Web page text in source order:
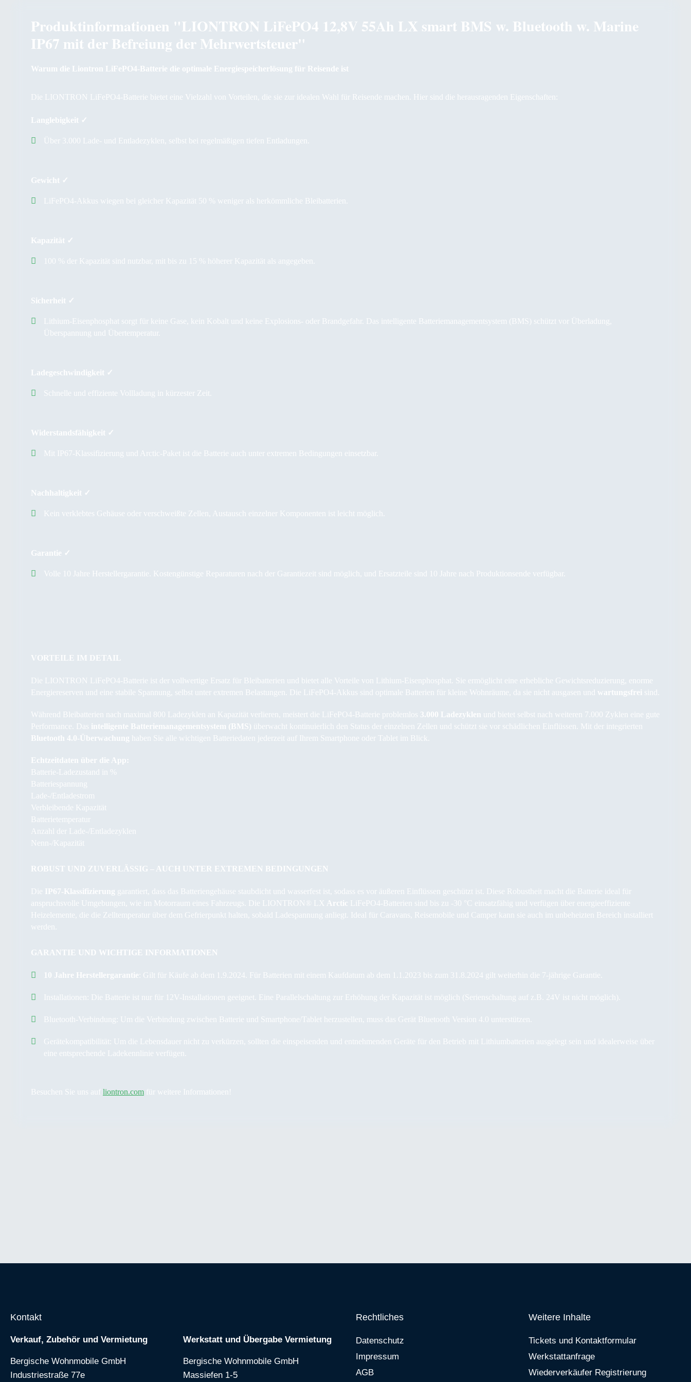
Produktinformationen "LIONTRON LiFePO4 12,8V 55Ah LX smart BMS w. Bluetooth w. Marine
IP67 mit der Befreiung der Mehrwertsteuer"
Warum die Liontron LiFePO4-Batterie die optimale Energiespeicherlösung für Reisende ist
Die LIONTRON LiFePO4-Batterie bietet eine Vielzahl von Vorteilen, die sie zur idealen Wahl für Reisende machen. Hier sind die herausragenden Eigenschaften:
Langlebigkeit ✓
Über 3.000 Lade- und Entladezyklen, selbst bei regelmäßigen tiefen Entladungen.
Gewicht ✓
LiFePO4-Akkus wiegen bei gleicher Kapazität 50 % weniger als herkömmliche Bleibatterien.
Kapazität ✓
100 % der Kapazität sind nutzbar, mit bis zu 15 % höherer Kapazität als angegeben.
Sicherheit ✓
Lithium-Eisenphosphat sorgt für keine Gase, kein Kobalt und keine Explosions- oder Brandgefahr. Das intelligente Batteriemanagementsystem (BMS) schützt vor Überladung,
Überspannung und Übertemperatur.
Ladegeschwindigkeit ✓
Schnelle und effiziente Vollladung in kürzester Zeit.
Widerstandsfähigkeit ✓
Mit IP67-Klassifizierung und Arctic-Paket ist die Batterie auch unter extremen Bedingungen einsetzbar.
Nachhaltigkeit ✓
Kein verklebtes Gehäuse oder verschweißte Zellen, Austausch einzelner Komponenten ist leicht möglich.
Garantie ✓
Volle 10 Jahre Herstellergarantie. Kostengünstige Reparaturen nach der Garantiezeit sind möglich, und Ersatzteile sind 10 Jahre nach Produktionsende verfügbar.
VORTEILE IM DETAIL
Die LIONTRON LiFePO4-Batterie ist der vollwertige Ersatz für Bleibatterien und bietet alle Vorteile von Lithium-Eisenphosphat. Sie ermöglicht eine erhebliche Gewichtsreduzierung, enorme
Energiereserven und eine stabile Spannung, selbst unter extremen Belastungen. Die LiFePO4-Akkus sind optimale Batterien für kleine Wohnräume, da sie nicht ausgasen und wartungsfrei sind.
Während Bleibatterien nach maximal 800 Ladezyklen an Kapazität verlieren, meistert die LiFePO4-Batterie problemlos 3.000 Ladezyklen und bietet selbst nach weiteren 7.000 Zyklen eine gute
Performance. Das intelligente Batteriemanagementsystem (BMS) überwacht kontinuierlich den Status der einzelnen Zellen und schützt sie vor schädlichen Einflüssen. Mit der integrierten
Bluetooth 4.0-Überwachung haben Sie alle wichtigen Batteriedaten jederzeit auf Ihrem Smartphone oder Tablet im Blick.
Echtzeitdaten über die App:
Batterie-Ladezustand in %
Batteriespannung
Lade-/Entladestrom
Verbleibende Kapazität
Batterietemperatur
Anzahl der Lade-/Entladezyklen
Nenn-/Kapazität
ROBUST UND ZUVERLÄSSIG – AUCH UNTER EXTREMEN BEDINGUNGEN
Die IP67-Klassifizierung garantiert, dass das Batteriengehäuse staubdicht und wasserfest ist, sodass es vor äußeren Einflüssen geschützt ist. Diese Robustheit macht die Batterie ideal für
anspruchsvolle Umgebungen, wie im Motorraum eines Fahrzeugs. Die LIONTRON® LX Arctic LiFePO4-Batterien sind bis zu -30 °C einsatzfähig und verfügen über energieeffiziente
Heizelemente, die die Zelltemperatur über dem Gefrierpunkt halten, sobald Ladespannung anliegt. Ideal für Caravans, Reisemobile und Camper kann sie auch im unbeheizten Bereich installiert
werden.
GARANTIE UND WICHTIGE INFORMATIONEN
10 Jahre Herstellergarantie: Gilt für Käufe ab dem 1.9.2024. Für Batterien mit einem Kaufdatum ab dem 1.1.2023 bis zum 31.8.2024 gilt weiterhin die 7-jährige Garantie.
Installationen: Die Batterie ist nur für 12V-Installationen geeignet. Eine Parallelschaltung zur Erhöhung der Kapazität ist möglich (Serienschaltung auf z.B. 24V ist nicht möglich).
Bluetooth-Verbindung: Um die Verbindung zwischen Batterie und Smartphone/Tablet herzustellen, muss das Gerät Bluetooth Version 4.0 unterstützen.
Gerätekompatibilität: Um die Lebensdauer nicht zu verkürzen, sollten die einspeisenden und entnehmenden Geräte für den Betrieb mit Lithiumbatterien ausgelegt sein und idealerweise über
eine entsprechende Ladekennlinie verfügen.
Besuchen Sie uns auf liontron.com für weitere Informationen!
Kontakt
Verkauf, Zubehör und Vermietung
Bergische Wohnmobile GmbH
Industriestraße 77e
Werkstatt und Übergabe Vermietung
Bergische Wohnmobile GmbH
Massiefen 1-5
Rechtliches
Datenschutz
Impressum
AGB
Weitere Inhalte
Tickets und Kontaktformular
Werkstattanfrage
Wiederverkäufer Registrierung